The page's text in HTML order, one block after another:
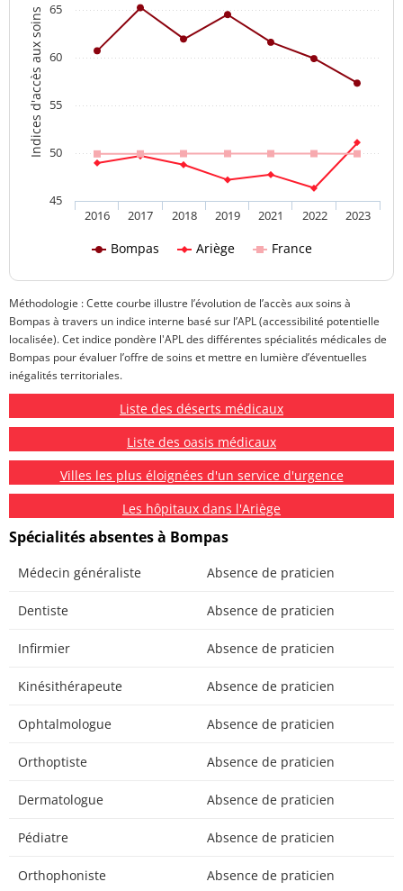
Indices d'accès aux soins
Bompas Ariège France
2016 2017 2018 2019 2021 2022 2023
45
50
55
60
65
Méthodologie : Cette courbe illustre l’évolution de l’accès aux soins à
Bompas à travers un indice interne basé sur l’APL (accessibilité potentielle
localisée). Cet indice pondère l'APL des différentes spécialités médicales de
Bompas pour évaluer l’offre de soins et mettre en lumière d’éventuelles
inégalités territoriales.
Liste des déserts médicaux
Liste des oasis médicaux
Villes les plus éloignées d'un service d'urgence
Les hôpitaux dans l'Ariège
Spécialités absentes à Bompas
Médecin généraliste Absence de praticien
Dentiste Absence de praticien
Infirmier Absence de praticien
Kinésithérapeute Absence de praticien
Ophtalmologue Absence de praticien
Orthoptiste Absence de praticien
Dermatologue Absence de praticien
Pédiatre Absence de praticien
Orthophoniste Absence de praticien